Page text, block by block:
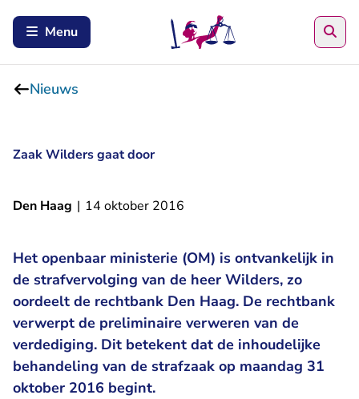
Menu
Nieuws
Zaak Wilders gaat door
Den Haag | 14 oktober 2016
Het openbaar ministerie (OM) is ontvankelijk in
de strafvervolging van de heer Wilders, zo
oordeelt de rechtbank Den Haag. De rechtbank
verwerpt de preliminaire verweren van de
verdediging. Dit betekent dat de inhoudelijke
behandeling van de strafzaak op maandag 31
oktober 2016 begint.